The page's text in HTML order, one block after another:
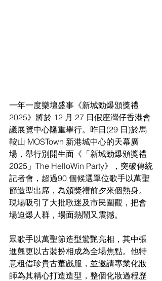
一年一度樂壇盛事《新城勁爆頒獎禮
2025》將於 12 月 27 日假座灣仔香港會
議展覽中心隆重舉行。昨日(29 日)於馬
鞍山 MOSTown 新港城中心的天幕廣
場，舉行別開生面《「新城勁爆頒獎禮
2025」The HelloWin Party》，突破傳統
記者會，超過90 個候選單位歌手以萬聖
節造型出席，為頒獎禮前夕來個熱身。
現場吸引了大批歌迷及市民圍觀，把會
場迫爆人群，場面熱鬧又震撼。
眾歌手以萬聖節造型驚艷亮相，其中張
進翹更以古裝扮相成為全場焦點。他特
意租借珍貴古董戲服，並邀請專業化妝
師為其精心打造造型，整個化妝過程歷